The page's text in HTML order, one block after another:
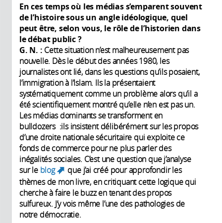
En ces temps où les médias s’emparent souvent
de l’histoire sous un angle idéologique, quel
peut être, selon vous, le rôle de l’historien dans
le débat public?
G. N. : Cette situation n’est malheureusement pas
nouvelle. Dès le début des années 1980, les
journalistes ont lié, dans les questions qu’ils posaient,
l’immigration à l’Islam. Ils la présentaient
systématiquement comme un problème alors qu’il a
été scientifiquement montré qu’elle n’en est pas un.
Les médias dominants se transforment en
bulldozers :ils insistent délibérément sur les propos
d’une droite nationale sécuritaire qui exploite ce
fonds de commerce pour ne plus parler des
inégalités sociales. C’est une question que j’analyse
sur le blog (link is external)
que j’ai créé pour approfondir les
thèmes de mon livre, en critiquant cette logique qui
cherche à faire le buzz en tenant des propos
sulfureux. J’y vois même l’une des pathologies de
notre démocratie.